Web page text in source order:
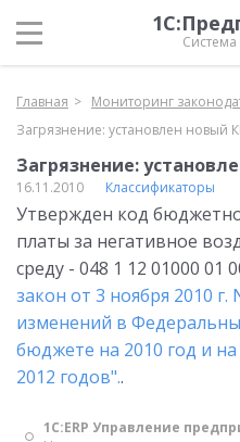
Главная Мониторинг
Загрязнение: установлен новый
Загрязнение:
16.11.2010 Классификаторы
Утвержден код
платы за негативное
среду - 048 1 12 01000 01
закон от 3 ноября 2010
изменений в
бюджете на 2010 год и
2012 годов"..
1С:ERP Управление